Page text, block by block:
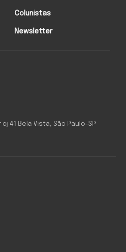
41 Bela Vista, São Paulo-SP
Colunistas
Newsletter